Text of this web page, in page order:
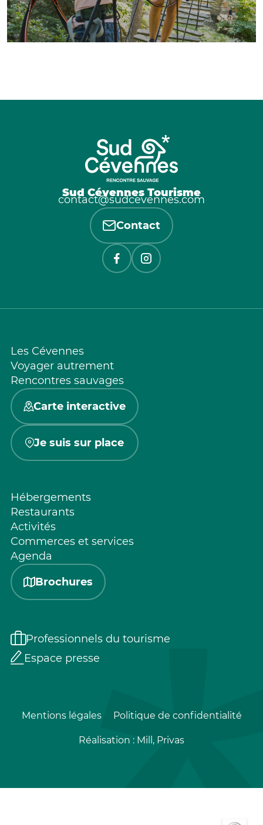
Sud Cévennes Tourisme
contact@sudcevennes.com
Contact
Les Cévennes
Voyager autrement
Rencontres sauvages
Carte interactive
Je suis sur place
Hébergements
Restaurants
Activités
Commerces et services
Agenda
Brochures
Professionnels du tourisme
Espace presse
Mentions légales Politique de confidentialité
Réalisation : Mill, Privas